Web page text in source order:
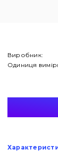
Про нас
Виробник:
Одиниця